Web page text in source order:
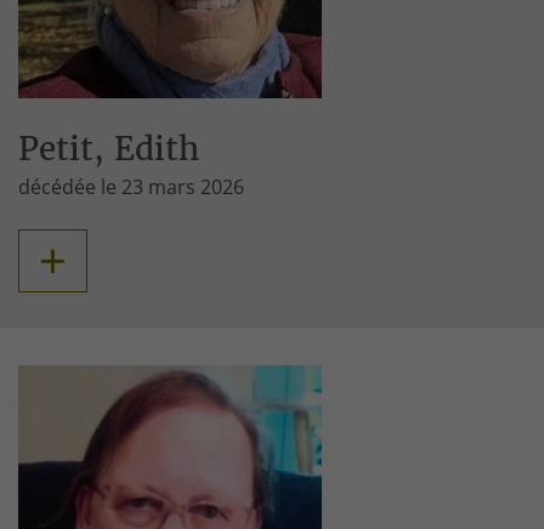
Petit, Edith
décédée le 23 mars 2026
+